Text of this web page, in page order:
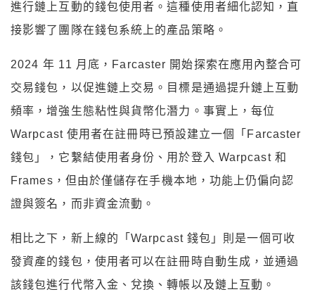
進行鏈上互動的錢包使用者。這種使用者細化認知，直
接影響了團隊在錢包系統上的產品策略。
2024 年 11 月底，Farcaster 開始探索在應用內整合可
交易錢包，以促進鏈上交易。目標是通過提升鏈上互動
頻率，增強生態粘性與貨幣化潛力。事實上，每位
Warpcast 使用者在註冊時已預設建立一個「Farcaster
錢包」，它繫結使用者身份、用於登入 Warpcast 和
Frames，但由於僅儲存在手機本地，功能上仍偏向認
證與簽名，而非資金流動。
相比之下，新上線的「Warpcast 錢包」則是一個可收
發資產的錢包，使用者可以在註冊時自動生成，並通過
該錢包進行代幣入金、兌換、轉帳以及鏈上互動。